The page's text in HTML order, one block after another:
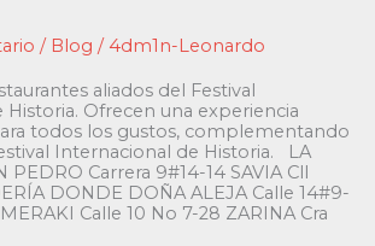
/ Blog / 4dm1n-Leonardo
aliados del Festival
Ofrecen una experiencia
todos los gustos, complementando
Internacional de Historia. LA
PEDRO Carrera 9#14-14 SAVIA Cll
DONDE DOÑA ALEJA Calle 14#9-
MERAKI Calle 10 No 7-28 ZARINA Cra